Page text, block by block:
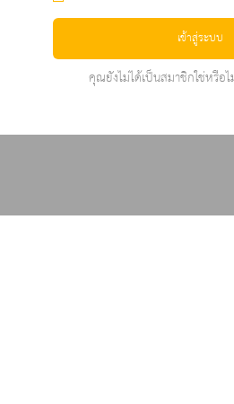
เข้าสู่ระบบ
คุณยังไม่ได้เป็นสมาชิกใช่หรือไ